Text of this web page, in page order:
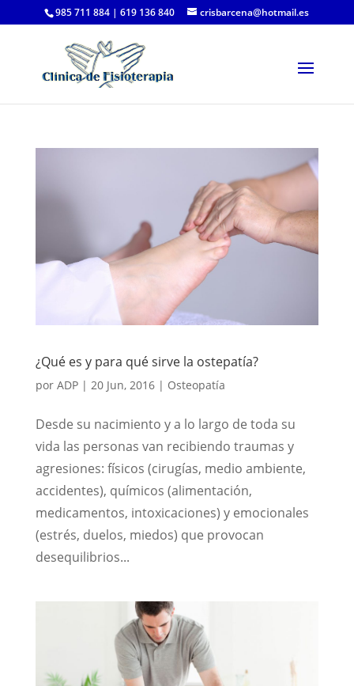
985 711 884 | 619 136 840 crisbarcena@hotmail.es
¿Qué es y para qué sirve la ostepatía?
por ADP| 20 Jun, 2016| Osteopatía
Desde su nacimiento y a lo largo de toda su
vida las personas van recibiendo traumas y
agresiones: físicos (cirugías, medio ambiente,
accidentes), químicos (alimentación,
medicamentos, intoxicaciones) y emocionales
(estrés, duelos, miedos) que provocan
desequilibrios...